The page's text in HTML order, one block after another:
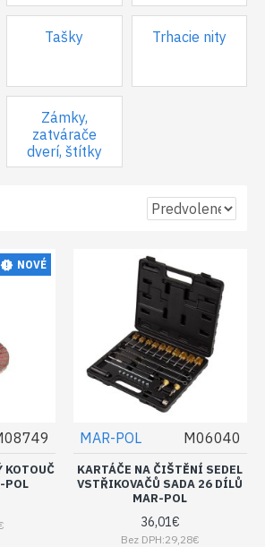
Tašky Trhacie nity
Zámky,
zatvárače
dverí, štítky
NOVÉ
KOTOUČ
POL
MAR-POL M06040
KARTÁČE NA ČIŠTĚNÍ SEDEL
VSTŘIKOVAČŮ SADA 26 DÍLŮ
MAR-POL
36,01€
Bez DPH:29,28€